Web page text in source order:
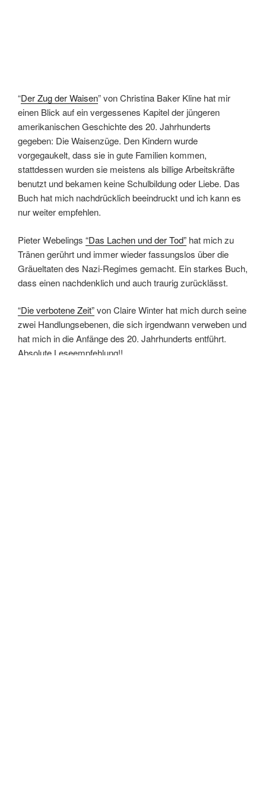
“Der Zug der Waisen” von Christina Baker Kline hat mir
einen Blick auf ein vergessenes Kapitel der jüngeren
amerikanischen Geschichte des 20. Jahrhunderts
gegeben: Die Waisenzüge. Den Kindern wurde
vorgegaukelt, dass sie in gute Familien kommen,
stattdessen wurden sie meistens als billige Arbeitskräfte
benutzt und bekamen keine Schulbildung oder Liebe. Das
Buch hat mich nachdrücklich beeindruckt und ich kann es
nur weiter empfehlen.
Pieter Webelings “Das Lachen und der Tod” hat mich zu
Tränen gerührt und immer wieder fassungslos über die
Gräueltaten des Nazi-Regimes gemacht. Ein starkes Buch,
dass einen nachdenklich und auch traurig zurücklässt.
“Die verbotene Zeit”von Claire Winter hat mich durch seine
zwei Handlungsebenen, die sich irgendwann verweben und
hat mich in die Anfänge des 20. Jahrhunderts entführt.
Absolute Leseempfehlung!!